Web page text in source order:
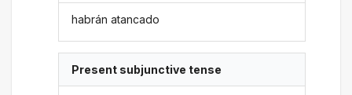
habrán atancado
Present subjunctive tense